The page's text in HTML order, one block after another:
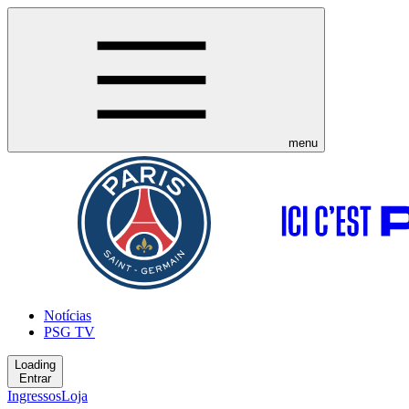
menu
Notícias
PSG TV
Loading
Entrar
IngressosLoja